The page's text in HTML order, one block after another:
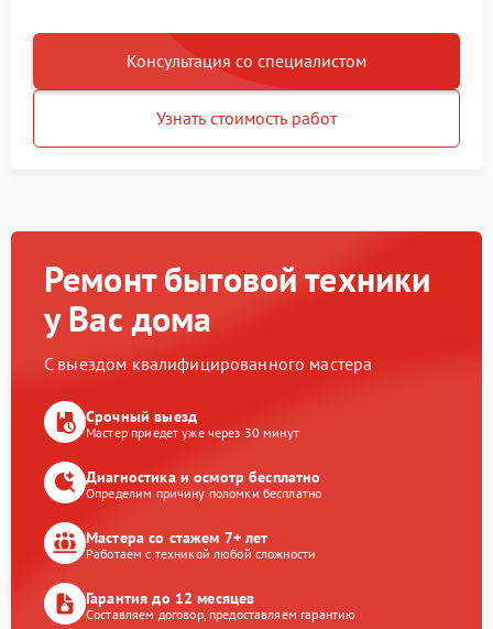
Консультация со специалистом
Узнать стоимость работ
Ремонт бытовой техники
у Вас дома
С выездом квалифицированного мастера
Срочный выезд
Мастер приедет уже через 30 минут
Диагностика и осмотр бесплатно
Определим причину поломки бесплатно
Мастера со стажем 7+ лет
Работаем с техникой любой сложности
Гарантия до 12 месяцев
Составляем договор, предоставляем гарантию